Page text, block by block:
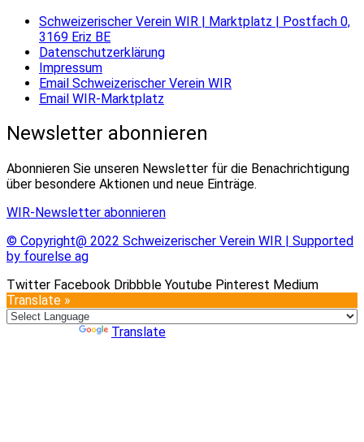
Schweizerischer Verein WIR | Marktplatz | Postfach 0,
3169 Eriz BE
Datenschutzerklärung
Impressum
Email Schweizerischer Verein WIR
Email WIR-Marktplatz
Newsletter abonnieren
Abonnieren Sie unseren Newsletter für die Benachrichtigung
über besondere Aktionen und neue Einträge.
WIR-Newsletter abonnieren
© Copyright@ 2022 Schweizerischer Verein WIR | Supported
by fourelse ag
Twitter Facebook Dribbble Youtube Pinterest Medium
Translate »
Translate